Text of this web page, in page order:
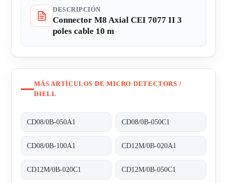
DESCRIPCIÓN
Connector M8 Axial CEI 7077 II 3
poles cable 10 m
MÁS ARTÍCULOS DE MICRO DETECTORS /
DIELL
CD08/0B-050A1 CD08/0B-050C1
CD08/0B-100A1 CD12M/0B-020A1
CD12M/0B-020C1 CD12M/0B-050C1